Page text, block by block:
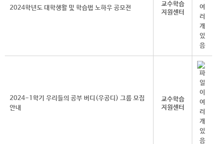
2024학년도 대학생활 및 학습법 노하우 공모전
교수학습
지원센터
2024-1학기 우리들의 공부 버디(우공디) 그룹 모집
안내
교수학습
지원센터